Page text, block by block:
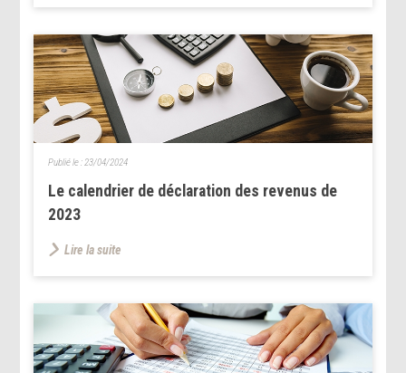
Le calendrier de déclaration des revenus de
2023
Publié le : 23/04/2024
Lire la suite